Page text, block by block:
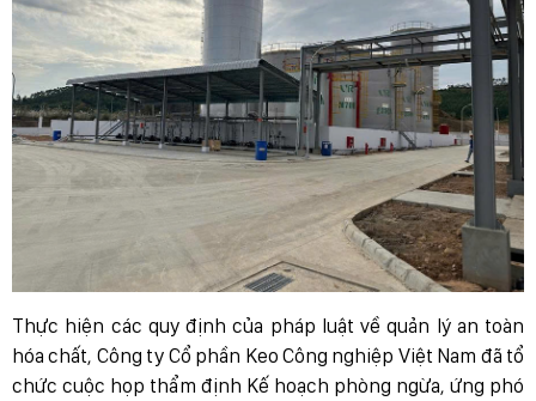
Thực hiện các quy định của pháp luật về quản lý an toàn
hóa chất, Công ty Cổ phần Keo Công nghiệp Việt Nam đã tổ
chức cuộc họp thẩm định Kế hoạch phòng ngừa, ứng phó